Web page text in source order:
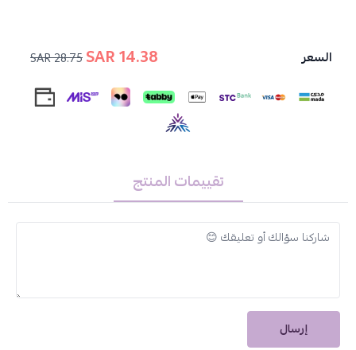
مظهرك، واحصلي على تغطية كاملة للشعر الأبيض دون أي أثر.
حماية بلكس للإصلاح الفوري ولشعر طبيعي خالي من الجفاف:تُحافظ
على صحة شعرك وتُقاوم الجفاف، لتمنحكِ شعراً ناعماً وسهل التسريح.
المنتجات الموجودة داخل العلبة:
تعليمات الاستخدام:
اقرأي النشرة الموجودة داخل العبوة بعناية.
اتبعي الخطوات بدقة لتحضير المنتج وتطبيقه على شعرك.
السعر 14.38 SAR
28.75 SAR
تقييمات المنتج
إرسال